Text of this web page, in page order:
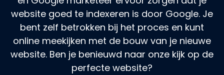
website goed te indexeren is door Google. Je
bent zelf betrokken bij het proces en kunt
online meekijken met de bouw van je nieuwe
website. Ben je benieuwd naar onze kijk op de
perfecte website?